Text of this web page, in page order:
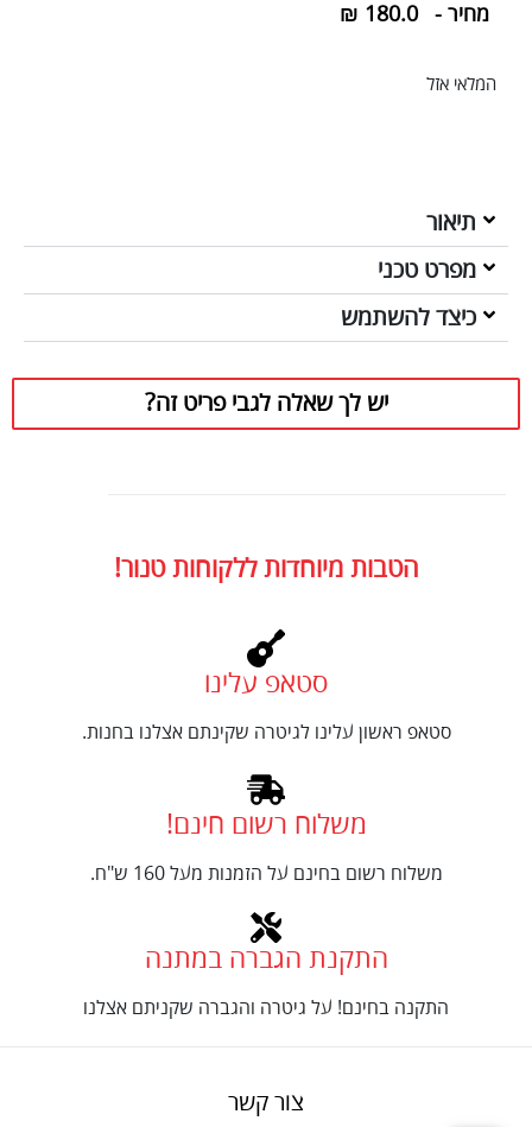
מחיר - ₪ 180.0
המלאי אזל
תיאור
מפרט טכני
כיצד להשתמש
יש לך שאלה לגבי פריט זה?
הטבות מיוחדות ללקוחות טנור!
סטאפ עלינו
סטאפ ראשון עלינו לגיטרה שקינתם אצלנו בחנות.
משלוח רשום חינם!
משלוח רשום בחינם על הזמנות מעל 160 ש"ח.
התקנת הגברה במתנה
התקנה בחינם! על גיטרה והגברה שקניתם אצלנו
צור קשר